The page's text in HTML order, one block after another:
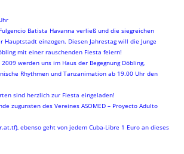
Batista Havanna verließ und die siegreichen
Hauptstadt einzogen. Diesen Jahrestag will die Junge
mit einer rauschenden Fiesta feiern!
werden uns im Haus der Begegnung Döbling,
Rhythmen und Tanzanimation ab 19.00 Uhr den
sind herzlich zur Fiesta eingeladen!
zugunsten des Vereines ASOMED – Proyecto Adulto
ebenso geht von jedem Cuba-Libre 1 Euro an dieses